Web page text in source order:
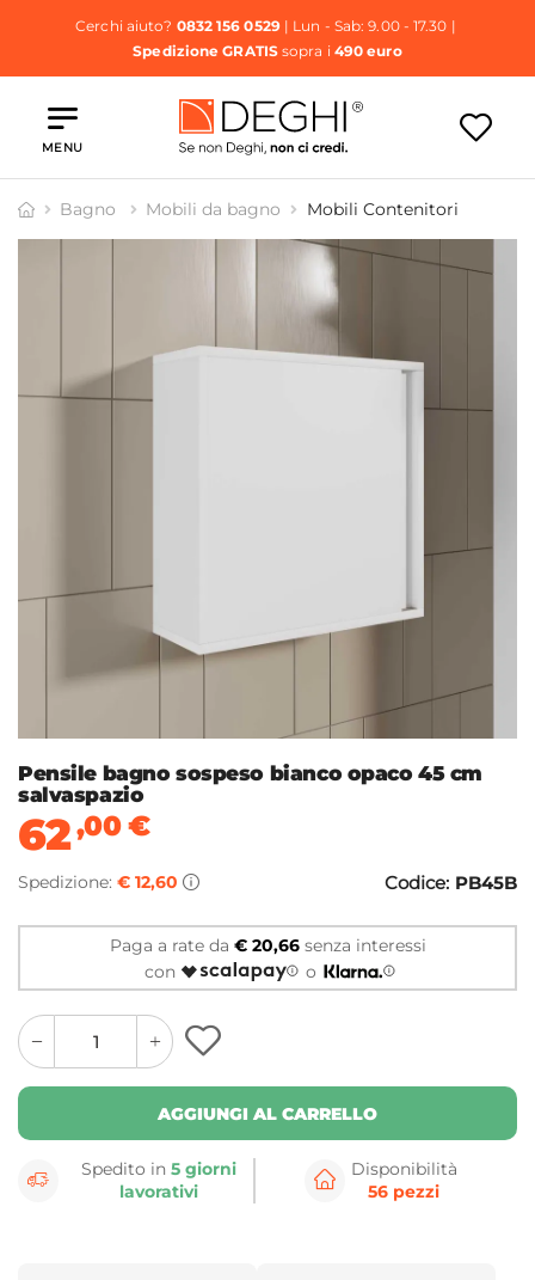
Cerchi aiuto? 0832 156 0529| Lun - Sab: 9.00 - 17.30 |
Spedizione GRATISsopra i 490 euro
MENU
Bagno Mobili da bagno Mobili Contenitori
Pensile bagno sospeso bianco opaco 45 cm
salvaspazio
62,00€
Spedizione: € 12,60 Codice: PB45B
Paga a rate da € 20,66senza interessi
con
o
quantity
button
quantity
minus
button
AGGIUNGI AL CARRELLO
Spedito in5 giorni
lavorativi
Disponibilità
56 pezzi